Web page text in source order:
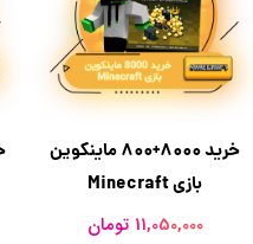
خرید 8000+800 ماینکوین
بازی Minecraft
11,050,000 تومان